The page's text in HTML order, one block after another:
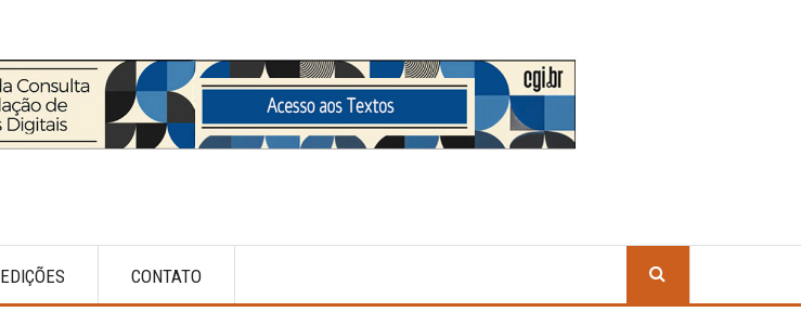
EDIÇÕES CONTATO